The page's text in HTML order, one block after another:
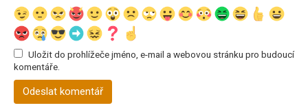
Uložit do prohlížeče jméno, e-mail a webovou stránku pro budoucí
komentáře.